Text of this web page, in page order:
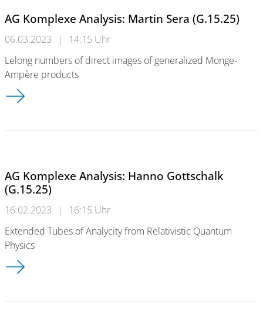
AG Komplexe Analysis: Martin Sera (G.15.25)
06.03.2023 |
14:15 Uhr
Lelong numbers of direct images of generalized Monge-
Ampère products
AG Komplexe Analysis: Martin Sera (G.15.25)
AG Komplexe Analysis: Hanno Gottschalk
(G.15.25)
16.02.2023 |
16:15 Uhr
Extended Tubes of Analycity from Relativistic Quantum
Physics
AG Komplexe Analysis: Hanno Gottschalk (G.15.25)